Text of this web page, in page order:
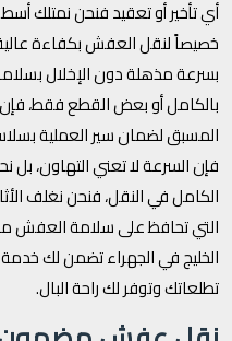
أي تأخير أو تعقيد فنحن نمتلك
خصيصاً لنقل العفش بكفاءة
بسرعة مذهلة دون الإخلال
بالكامل أو بعض القطع فقط، فإن
المسبق لضمان سير العملية
فإن السرعة لا تعني التهاون،
الكامل في النقل، فنحن نغلف
التي تحافظ على سلامة العفش
الخليج في الجهراء تضمن لك
تطلعاتك وتوفر لك راحة البال.